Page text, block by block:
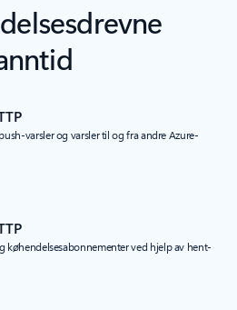
varsler og varsler til og fra andre Azure-
køhendelsesabonnementer ved hjelp av hent-